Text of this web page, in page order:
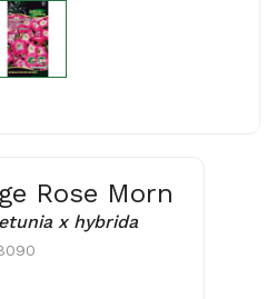
Rose Morn
x hybrida